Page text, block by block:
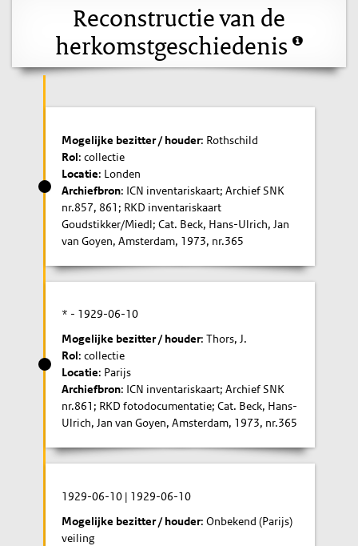
Reconstructie van de
herkomstgeschiedenis
Mogelijke bezitter / houder: Rothschild
Rol: collectie
Locatie: Londen
Archiefbron: ICN inventariskaart; Archief SNK
nr.857, 861; RKD inventariskaart
Goudstikker/Miedl; Cat. Beck, Hans-Ulrich, Jan
van Goyen, Amsterdam, 1973, nr.365
* - 1929-06-10
Mogelijke bezitter / houder: Thors, J.
Rol: collectie
Locatie: Parijs
Archiefbron: ICN inventariskaart; Archief SNK
nr.861; RKD fotodocumentatie; Cat. Beck, Hans-
Ulrich, Jan van Goyen, Amsterdam, 1973, nr.365
1929-06-10 | 1929-06-10
Mogelijke bezitter / houder: Onbekend (Parijs)
veiling